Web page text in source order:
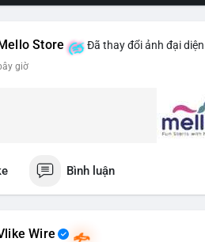
Mello Store Đã thay đổi ảnh đại
giờ
Bình luận
Wire